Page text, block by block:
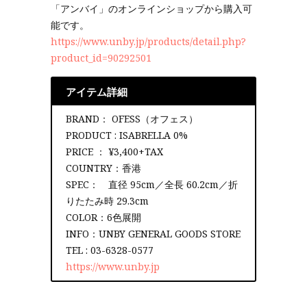
「アンバイ」のオンラインショップから購入可
能です。
https://www.unby.jp/products/detail.php?
product_id=90292501
アイテム詳細
BRAND： OFESS（オフェス）
PRODUCT : ISABRELLA 0%
PRICE ： ¥3,400+TAX
COUNTRY：香港
SPEC： 直径 95cm／全長 60.2cm／折
りたたみ時 29.3cm
COLOR：6色展開
INFO：UNBY GENERAL GOODS STORE
TEL : 03-6328-0577
https://www.unby.jp